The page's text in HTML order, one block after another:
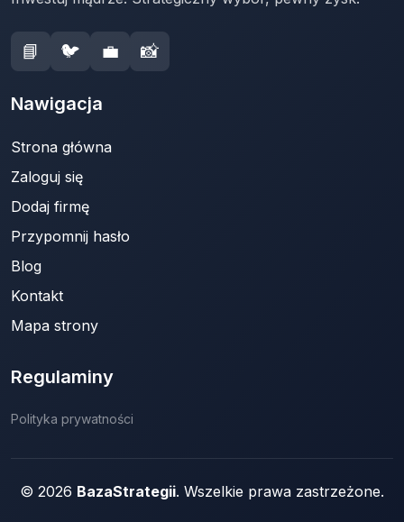
📘 🐦 💼 📸
Nawigacja
Strona główna
Zaloguj się
Dodaj firmę
Przypomnij hasło
Blog
Kontakt
Mapa strony
Regulaminy
Polityka prywatności
© 2026 BazaStrategii. Wszelkie prawa zastrzeżone.